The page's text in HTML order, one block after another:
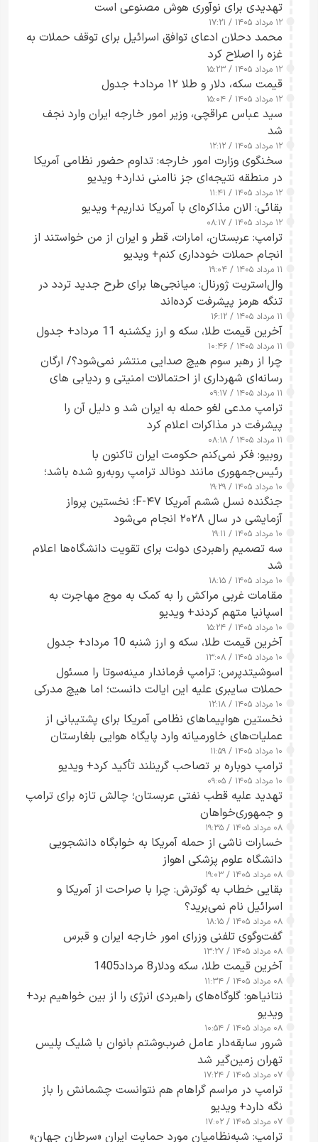
تهدیدی برای نوآوری هوش مصنوعی است
۱۲ مرداد ۱۴۰۵ / ۱۷:۲۱
محمد دحلان ادعای توافق اسرائیل برای توقف حملات به
غزه را اصلاح کرد
۱۲ مرداد ۱۴۰۵ / ۱۵:۲۳
قیمت سکه، دلار و طلا ۱۲ مرداد+ جدول
۱۲ مرداد ۱۴۰۵ / ۱۵:۰۴
سید عباس عراقچی، وزیر امور خارجه ایران وارد نجف
شد
۱۲ مرداد ۱۴۰۵ / ۱۲:۱۲
سخنگوی وزارت امور خارجه: تداوم حضور نظامی آمریکا
در منطقه نتیجه‌ای جز ناامنی ندارد+ ویدیو
۱۲ مرداد ۱۴۰۵ / ۱۱:۴۱
بقائی: الان مذاکره‌ای با آمریکا نداریم+ ویدیو
۱۲ مرداد ۱۴۰۵ / ۰۸:۱۷
ترامپ: عربستان، امارات، قطر و ایران از من خواستند از
انجام حملات خودداری کنم+ ویدیو
۱۱ مرداد ۱۴۰۵ / ۱۹:۰۴
وال‌استریت ژورنال: میانجی‌ها برای طرح جدید تردد در
تنگه هرمز پیشرفت کرده‌اند
۱۱ مرداد ۱۴۰۵ / ۱۶:۱۲
آخرین قیمت طلا، سکه و ارز یکشنبه 11 مرداد+ جدول
۱۱ مرداد ۱۴۰۵ / ۱۰:۴۶
چرا از رهبر سوم هیچ صدایی منتشر نمی‌شود؟/ ارگان
رسانه‌ای شهرداری از احتمالات امنیتی و ردیابی های
جاسوسی گفت
۱۱ مرداد ۱۴۰۵ / ۰۹:۱۷
ترامپ مدعی لغو حمله به ایران شد و دلیل آن را
پیشرفت در مذاکرات اعلام کرد
۱۱ مرداد ۱۴۰۵ / ۰۸:۱۸
روبیو: فکر نمی‌کنم حکومت ایران تاکنون با
رئیس‌جمهوری مانند دونالد ترامپ روبه‌رو شده باشد؛
کسی که واقعاً دست به اقدام می‌زند
۱۰ مرداد ۱۴۰۵ / ۱۹:۲۹
جنگنده نسل ششم آمریکا F-۴۷؛ نخستین پرواز
آزمایشی در سال ۲۰۲۸ انجام می‌شود
۱۰ مرداد ۱۴۰۵ / ۱۹:۱۱
سه تصمیم راهبردی دولت برای تقویت دانشگاه‌ها اعلام
شد
۱۰ مرداد ۱۴۰۵ / ۱۸:۱۵
مقامات غربی مراکش را به کمک به موج مهاجرت به
اسپانیا متهم کردند+ ویدیو
۱۰ مرداد ۱۴۰۵ / ۱۵:۲۴
آخرین قیمت طلا، سکه و ارز شنبه 10 مرداد+ جدول
۱۰ مرداد ۱۴۰۵ / ۱۳:۰۸
اسوشیتدپرس: ترامپ فرماندار مینه‌سوتا را مسئول
حملات سایبری علیه این ایالت دانست؛ اما هیچ مدرکی
ارائه نکرد
۱۰ مرداد ۱۴۰۵ / ۱۲:۱۸
نخستین هواپیماهای نظامی آمریکا برای پشتیبانی از
عملیات‌های خاورمیانه وارد پایگاه هوایی بلغارستان
شدند
۱۰ مرداد ۱۴۰۵ / ۱۱:۵۹
ترامپ دوباره بر تصاحب گرینلند تأکید کرد+ ویدیو
۱۰ مرداد ۱۴۰۵ / ۰۹:۰۵
تهدید علیه قطب نفتی عربستان؛ چالش تازه برای ترامپ
و جمهوری‌خواهان
۰۸ مرداد ۱۴۰۵ / ۱۹:۳۵
خسارات ناشی از حمله آمریکا به خوابگاه دانشجویی
دانشگاه علوم پزشکی اهواز
۰۸ مرداد ۱۴۰۵ / ۱۹:۰۳
بقایی خطاب به گوترش: چرا با صراحت از آمریکا و
اسرائیل نام نمی‌برید؟
۰۸ مرداد ۱۴۰۵ / ۱۸:۱۵
گفت‌وگوی تلفنی وزرای امور خارجه ایران و قبرس
۰۸ مرداد ۱۴۰۵ / ۱۳:۲۷
آخرین قیمت طلا، سکه ودلار8 مرداد1405
۰۸ مرداد ۱۴۰۵ / ۱۱:۳۴
نتانیاهو: گلوگاه‌های راهبردی انرژی را از بین خواهیم برد+
ویدیو
۰۸ مرداد ۱۴۰۵ / ۱۰:۵۴
شرور سابقه‌دار عامل ضرب‌وشتم بانوان با شلیک پلیس
تهران زمین‌گیر شد
۰۷ مرداد ۱۴۰۵ / ۱۷:۲۴
ترامپ در مراسم گراهام هم نتوانست چشمانش را باز
نگه دارد+ ویدیو
۰۷ مرداد ۱۴۰۵ / ۱۷:۰۲
ترامپ: شبه‌نظامیان مورد حمایت ایران «سرطان جهان»